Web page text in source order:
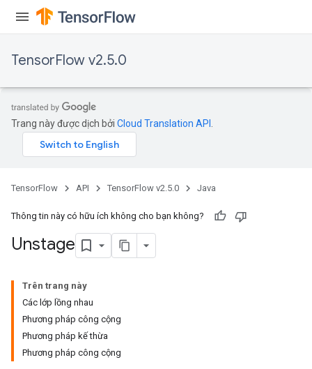
TensorFlow v2.5.0
Trang này được dịch bởi Cloud Translation API
TensorFlow API TensorFlow v2.5.0 Java
Thông tin này có hữu ích không cho bạn không?
Unstage
Trên trang này
Các lớp lồng nhau
Phương pháp công cộng
Phương pháp kế thừa
Phương pháp công cộng